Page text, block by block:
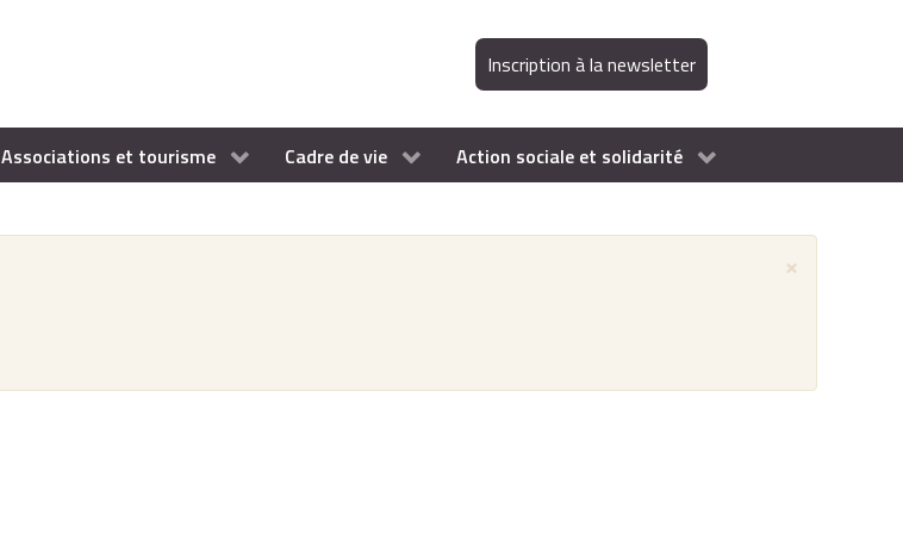
Inscription à la newsletter
Associations et tourisme Cadre de vie Action sociale et solidarité
×